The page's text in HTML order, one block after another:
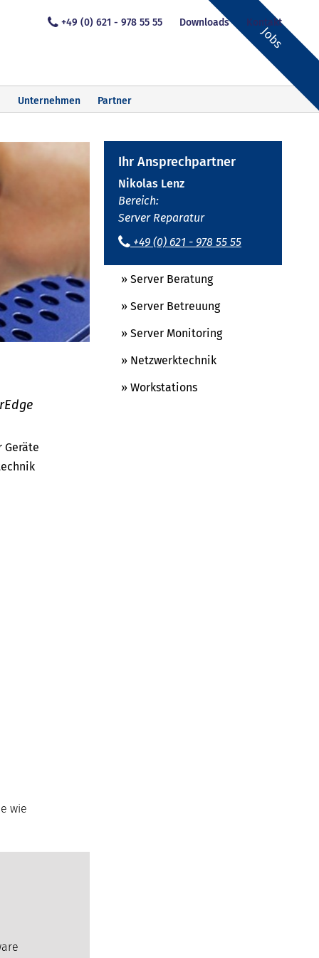
Jobs
+49 (0) 621 - 978 55 55 Downloads Kontakt
Unternehmen Partner
wie
Ihr Ansprechpartner
Nikolas Lenz
Bereich:
Server Reparatur
+49 (0) 621 - 978 55 55
» Server Beratung
» Server Betreuung
» Server Monitoring
» Netzwerktechnik
» Workstations